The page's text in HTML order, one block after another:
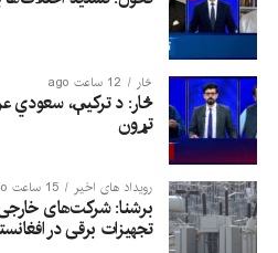
څار 12 ساعت ago
څار: د ترکیې، سعودي
تړون
رویداد های اخیر 15 ساعت ago
برشنا: شرکت‌های خارجی
تجهیزات برقی در